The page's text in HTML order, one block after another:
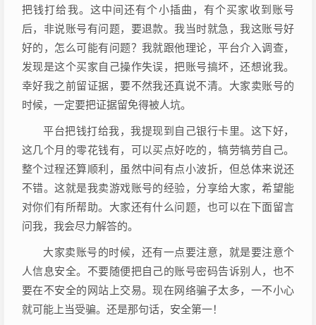
把钱打给我。这中间还有个小插曲，有个买家收到账号
后，非说账号有问题，要退款。我当时就急，我这账号好
好的，怎么可能有问题？我就跟他理论，平台介入调查，
发现是这个买家自己操作失误，把账号搞坏，还想讹我。
幸好我之前留证据，要不然我还真说不清。大家卖账号的
时候，一定要把证据留免得被人坑。
平台把钱打给我，我提现到自己银行卡里。这下好，
这几个月的零花钱有，可以买点好吃的，犒劳犒劳自己。
整个过程还算顺利，虽然中间有点小波折，但总体来说还
不错。这就是我卖游戏账号的经验，分享给大家，希望能
对你们有所帮助。大家还有什么问题，也可以在下面留言
问我，我会尽力解答的。
大家卖账号的时候，还有一点要注意，就是要注意个
人信息安全。不要随便把自己的账号密码告诉别人，也不
要在不安全的网站上交易。现在网络骗子太多，一不小心
就可能上当受骗。还是那句话，安全第一！